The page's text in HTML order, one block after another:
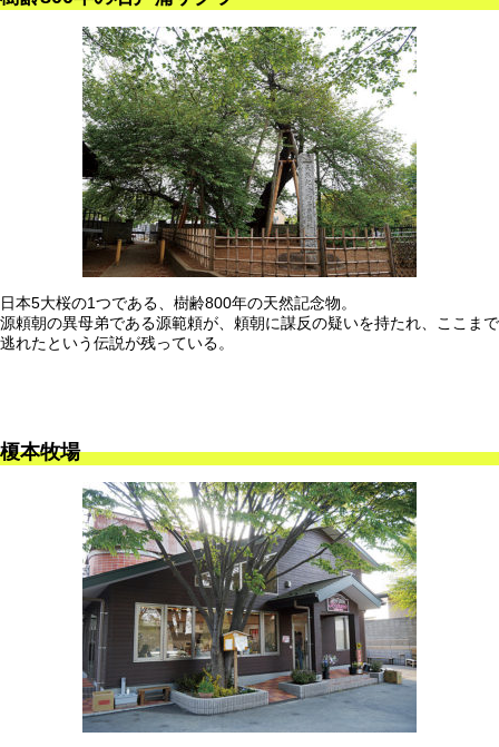
日本5大桜の1つである、樹齢800年の天然記念物。
源頼朝の異母弟である源範頼が、頼朝に謀反の疑いを持たれ、ここまで
逃れたという伝説が残っている。
榎本牧場